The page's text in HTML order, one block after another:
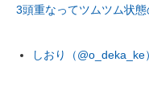
3頭重なってツムツム状
しおり（@o_deka_ke